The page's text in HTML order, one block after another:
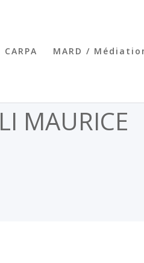
CARPA MARD /
MAURICE